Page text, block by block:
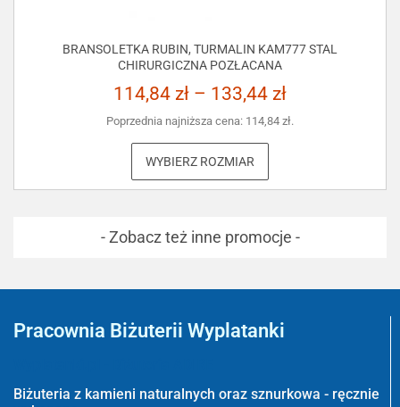
BRANSOLETKA RUBIN, TURMALIN KAM777 STAL
CHIRURGICZNA POZŁACANA
114,84 zł – 133,44 zł
Poprzednia najniższa cena: 114,84 zł.
WYBIERZ ROZMIAR
- Zobacz też inne promocje -
Pracownia Biżuterii Wyplatanki
Biżuteria z kamieni naturalnych oraz sznurkowa - ręcznie